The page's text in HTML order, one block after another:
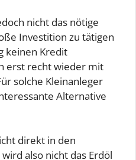
nicht das nötige
Investition zu tätigen
keinen Kredit
erst recht wieder mit
solche Kleinanleger
Alternative
direkt in den
also nicht das Erdöl